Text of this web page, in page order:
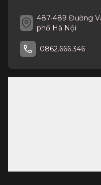
487-489 Đường
phố Hà Nội
0862.666.346